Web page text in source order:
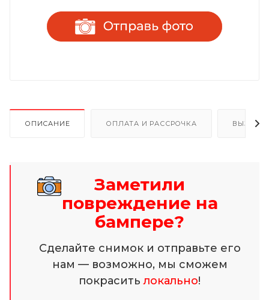
ОПИСАНИЕ ОПЛАТА И РАССРОЧКА ВЫЗОВ
Заметили
повреждение на
бампере?
Сделайте снимок и отправьте его
нам — возможно, мы сможем
покраситьлокально!